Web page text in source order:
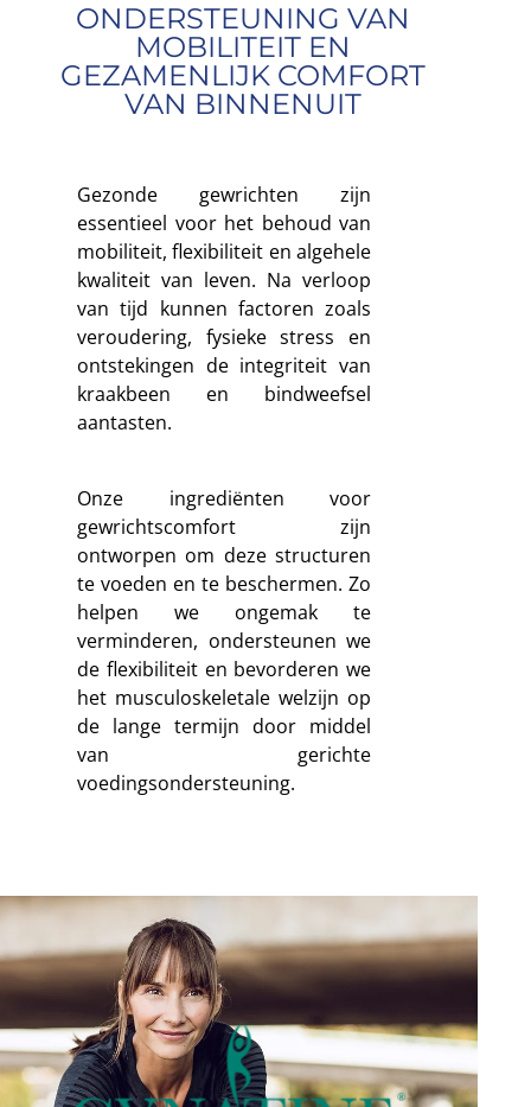
ONDERSTEUNING VAN
MOBILITEIT EN
GEZAMENLIJK COMFORT
VAN BINNENUIT
Gezonde gewrichten zijn
essentieel voor het behoud van
mobiliteit, flexibiliteit en algehele
kwaliteit van leven. Na verloop
van tijd kunnen factoren zoals
veroudering, fysieke stress en
ontstekingen de integriteit van
kraakbeen en bindweefsel
aantasten.
Onze ingrediënten voor
gewrichtscomfort zijn
ontworpen om deze structuren
te voeden en te beschermen. Zo
helpen we ongemak te
verminderen, ondersteunen we
de flexibiliteit en bevorderen we
het musculoskeletale welzijn op
de lange termijn door middel
van gerichte
voedingsondersteuning.